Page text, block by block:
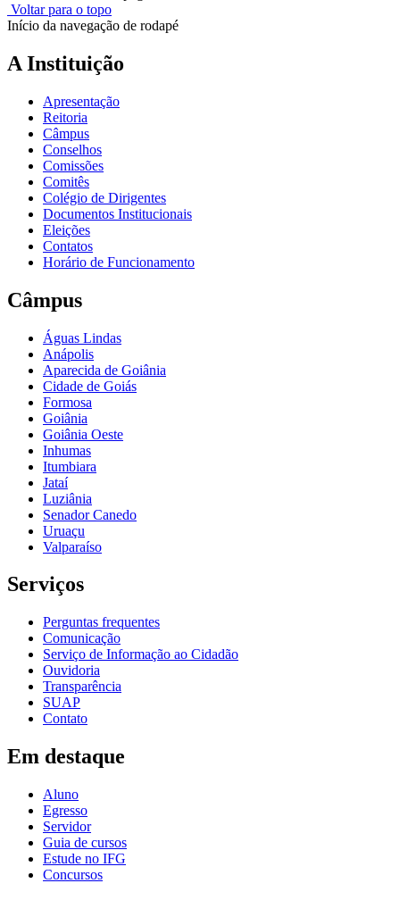
Voltar para o topo
Início da navegação de rodapé
A Instituição
Apresentação
Reitoria
Câmpus
Conselhos
Comissões
Comitês
Colégio de Dirigentes
Documentos Institucionais
Eleições
Contatos
Horário de Funcionamento
Câmpus
Águas Lindas
Anápolis
Aparecida de Goiânia
Cidade de Goiás
Formosa
Goiânia
Goiânia Oeste
Inhumas
Itumbiara
Jataí
Luziânia
Senador Canedo
Uruaçu
Valparaíso
Serviços
Perguntas frequentes
Comunicação
Serviço de Informação ao Cidadão
Ouvidoria
Transparência
SUAP
Contato
Em destaque
Aluno
Egresso
Servidor
Guia de cursos
Estude no IFG
Concursos